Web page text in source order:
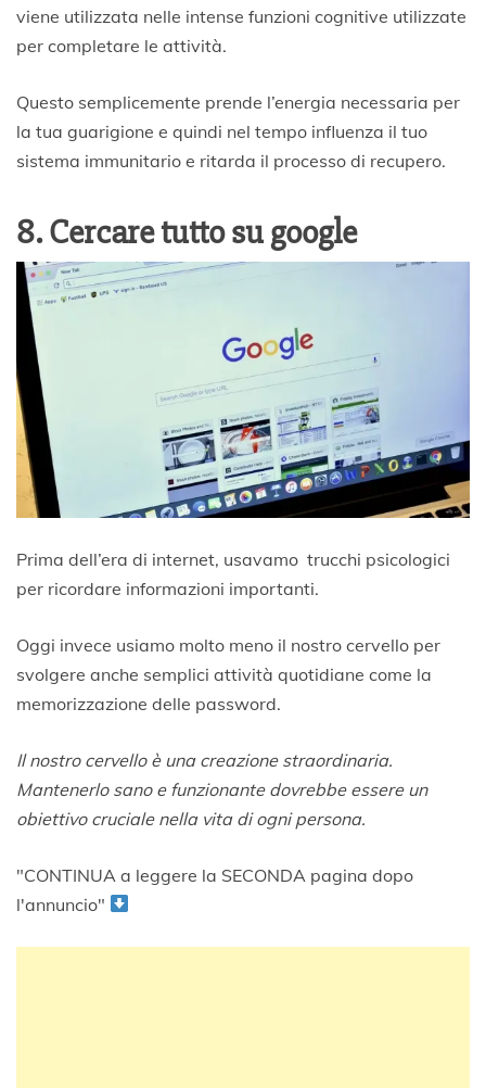
viene utilizzata nelle intense funzioni cognitive utilizzate
per completare le attività.
Questo semplicemente prende l’energia necessaria per
la tua guarigione e quindi nel tempo influenza il tuo
sistema immunitario e ritarda il processo di recupero.
8. Cercare tutto su google
Prima dell’era di internet, usavamo trucchi psicologici
per ricordare informazioni importanti.
Oggi invece usiamo molto meno il nostro cervello per
svolgere anche semplici attività quotidiane come la
memorizzazione delle password.
Il nostro cervello è una creazione straordinaria.
Mantenerlo sano e funzionante dovrebbe essere un
obiettivo cruciale nella vita di ogni persona.
"CONTINUA a leggere la SECONDA pagina dopo
l'annuncio"